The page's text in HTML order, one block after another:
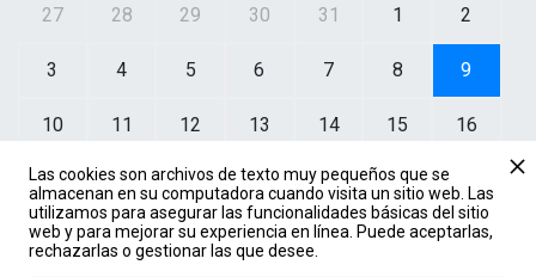
27 28 29 30 31 1 2
3 4 5 6 7 8 9
10 11 12 13 14 15 16
17 18 19 20 21 22
24 25 26 27 28 29 30
Las cookies son archivos de texto muy pequeños que se
almacenan en su computadora cuando visita un sitio web. Las
utilizamos para asegurar las funcionalidades básicas del sitio
web y para mejorar su experiencia en línea. Puede aceptarlas,
rechazarlas o gestionar las que desee.